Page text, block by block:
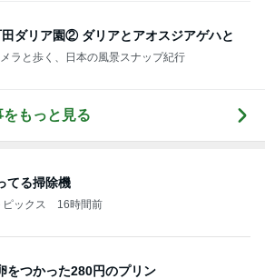
合わせ食べやすくしたジャム
ックス 1日前
のに胸が張らず痛くないこと
ックス 1日前
で互角に戦っていた子